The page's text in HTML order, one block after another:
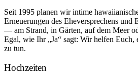
Seit 1995 planen wir intime
Erneuerungen des Eheversprechens und
— am Strand, in Gärten, auf dem Meer
Egal, wie Ihr „Ja“ sagt: Wir helfen Euch,
zu tun.
Hochzeiten